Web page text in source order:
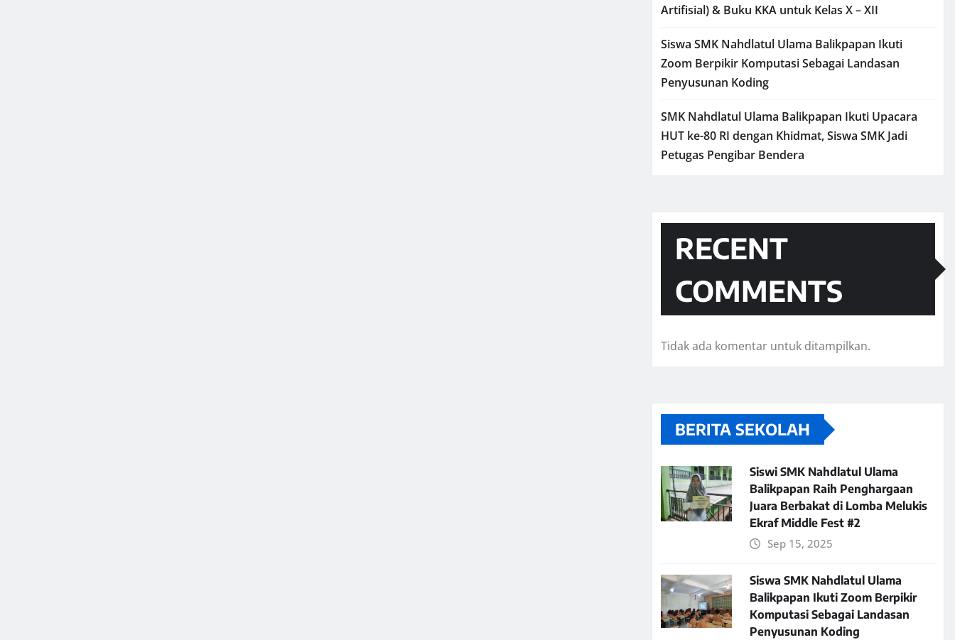
Artifisial) & Buku KKA untuk Kelas X – XII
Siswa SMK Nahdlatul Ulama Balikpapan Ikuti
Zoom Berpikir Komputasi Sebagai Landasan
Penyusunan Koding
SMK Nahdlatul Ulama Balikpapan Ikuti Upacara
HUT ke-80 RI dengan Khidmat, Siswa SMK Jadi
Petugas Pengibar Bendera
RECENT
COMMENTS
Tidak ada komentar untuk ditampilkan.
BERITA SEKOLAH
Siswi SMK Nahdlatul Ulama
Balikpapan Raih Penghargaan
Juara Berbakat di Lomba Melukis
Ekraf Middle Fest #2
Sep 15, 2025
Siswa SMK Nahdlatul Ulama
Balikpapan Ikuti Zoom Berpikir
Komputasi Sebagai Landasan
Penyusunan Koding